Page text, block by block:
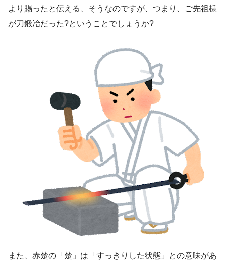
より賜ったと伝える、そうなのですが、つまり、ご先祖様
が刀鍛冶だった?ということでしょうか?
また、赤楚の「楚」は「すっきりした状態」との意味があ